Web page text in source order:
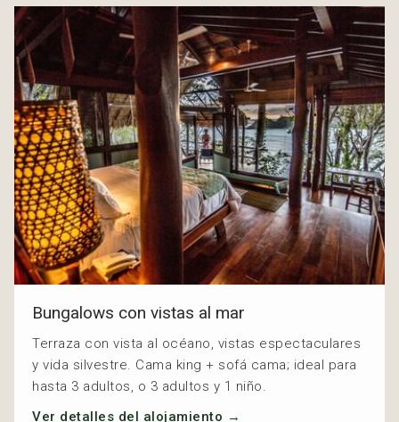
Bungalows con vistas al mar
Terraza con vista al océano, vistas espectaculares
y vida silvestre. Cama king + sofá cama; ideal para
hasta 3 adultos, o 3 adultos y 1 niño.
Ver detalles del alojamiento